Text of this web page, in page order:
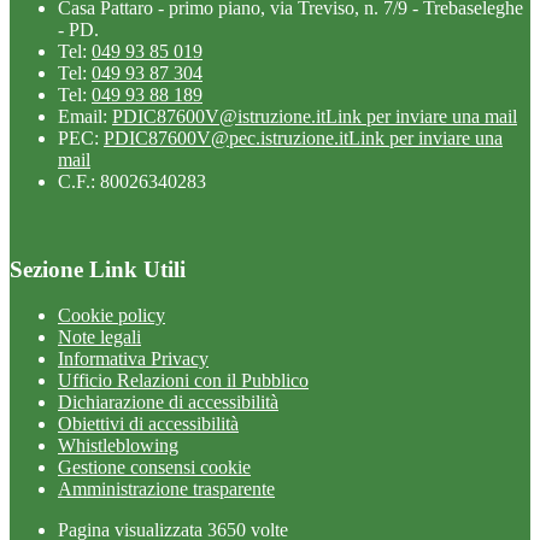
Casa Pattaro - primo piano, via Treviso, n. 7/9 - Trebaseleghe
- PD.
Tel: 049 93 85 019
Tel: 049 93 87 304
Tel: 049 93 88 189
Email: PDIC87600V@istruzione.itLink per inviare una mail
PEC: PDIC87600V@pec.istruzione.itLink per inviare una
mail
C.F.: 80026340283
Sezione Link Utili
Cookie policy
Note legali
Informativa Privacy
Ufficio Relazioni con il Pubblico
Dichiarazione di accessibilità
Obiettivi di accessibilità
Whistleblowing
Gestione consensi cookie
Amministrazione trasparente
Pagina visualizzata 3650 volte